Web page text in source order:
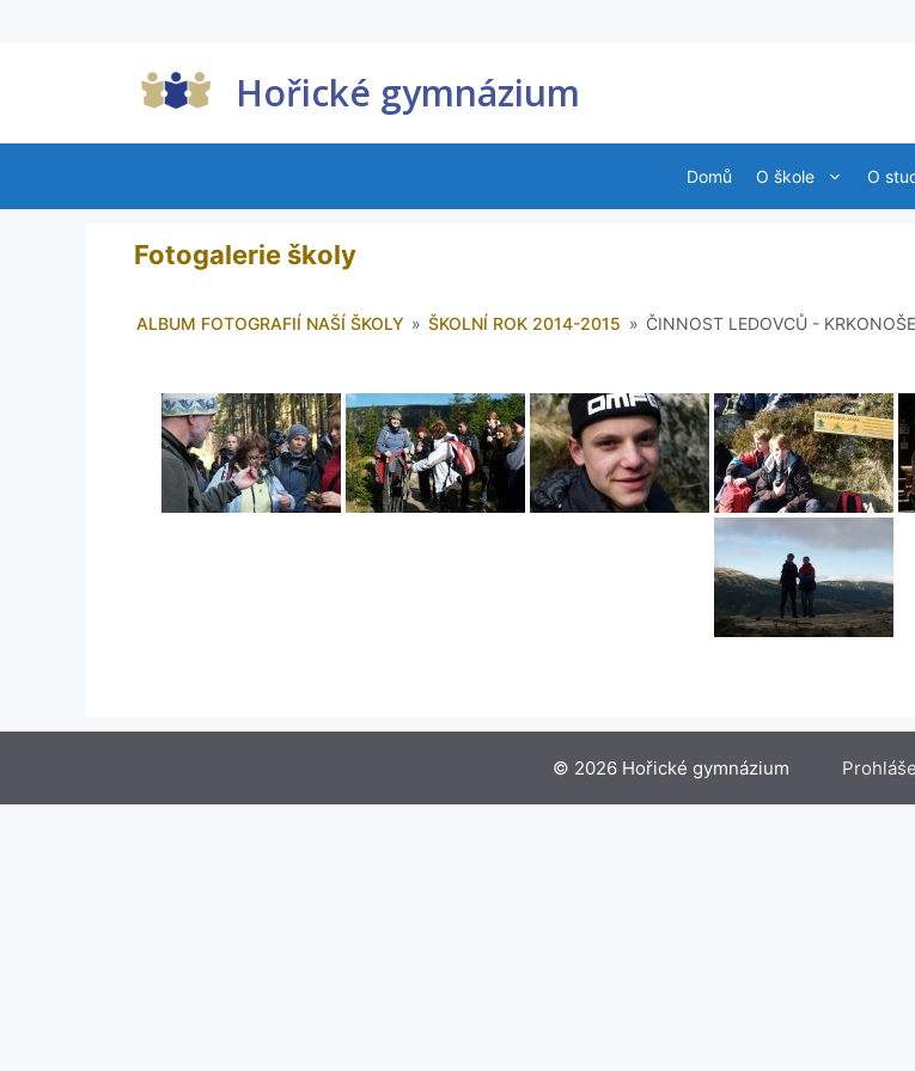
Hořické gymnázium
Domů O škole O
Fotogalerie školy
ALBUM FOTOGRAFIÍ NAŠÍ ŠKOLY » ŠKOLNÍ ROK 2014-2015 » ČINNOST LEDOVCŮ - KRKONOŠE
© 2026 Hořické gymnázium